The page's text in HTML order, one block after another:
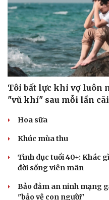
Tôi bất lực khi vợ luôn
"vũ khí" sau mỗi lần
Hoa sữa
Khúc mùa thu
Tình dục tuổi 40+: Khác
đời sống viên mãn
Bảo đảm an ninh mạng
"bảo vệ con người"